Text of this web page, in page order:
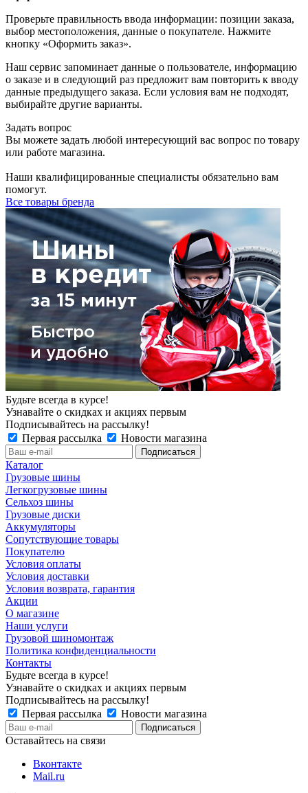
Проверьте правильность ввода информации: позиции заказа,
выбор местоположения, данные о покупателе. Нажмите
кнопку «Оформить заказ».
Наш сервис запоминает данные о пользователе, информацию
о заказе и в следующий раз предложит вам повторить к вводу
данные предыдущего заказа. Если условия вам не подходят,
выбирайте другие варианты.
Задать вопрос
Вы можете задать любой интересующий вас вопрос по товару
или работе магазина.
Наши квалифицированные специалисты обязательно вам
помогут.
Все товары бренда
Будьте всегда в курсе!
Узнавайте о скидках и акциях первым
Подписывайтесь на рассылку!
Первая рассылка
Новости магазина
Каталог
Грузовые шины
Легкогрузовые шины
Сельхоз шины
Грузовые диски
Аккумуляторы
Сопутствующие товары
Покупателю
Условия оплаты
Условия доставки
Условия возврата, гарантия
Акции
О магазине
Наши услуги
Грузовой шиномонтаж
Политика конфиденциальности
Контакты
Будьте всегда в курсе!
Узнавайте о скидках и акциях первым
Подписывайтесь на рассылку!
Первая рассылка
Новости магазина
Оставайтесь на связи
Вконтакте
Mail.ru